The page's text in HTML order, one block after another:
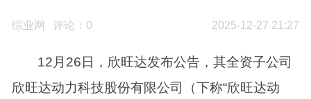
2025-12-27 21:27
综业网 评论：0
12月26日，欣旺达发布公告，其全资子公司
欣旺达动力科技股份有限公司（下称“欣旺达动